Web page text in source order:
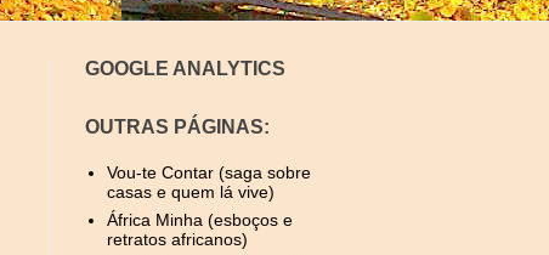
GOOGLE ANALYTICS
OUTRAS PÁGINAS:
Vou-te Contar (saga sobre
casas e quem lá vive)
África Minha (esboços e
retratos africanos)